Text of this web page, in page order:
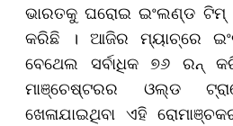
ଭାରତକୁ ଘରୋଇ ଇଂଲଣ୍ଡ ଟିମ୍‌
କରିଛି । ଆଜିର ମ୍ୟାଚ୍‌ରେ
ବେଥେଲ ସର୍ବାଧିକ ୭୬ ରନ୍‌
ମାଞ୍ଚେଷ୍ଟରର ଓଲ୍ଡ
ଖେଳାଯାଇଥିବା ଏହି